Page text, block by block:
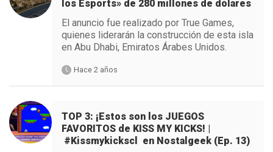
los Esports» de 280 millones de dólares
El anuncio fue realizado por True Games,
quienes liderarán la construcción de esta isla
en Abu Dhabi, Emiratos Árabes Unidos.
Hace 2 años
TOP 3: ¡Estos son los JUEGOS
FAVORITOS de KISS MY KICKS! |
#Kissmykickscl en Nostalgeek (Ep. 13)